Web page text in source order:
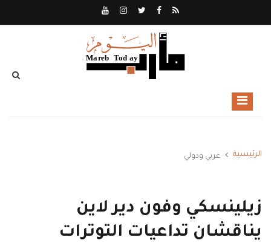
الرئيسية عربي ودولي
زيلينسكي وفون دير لاين
يناقشان تداعيات التوترات